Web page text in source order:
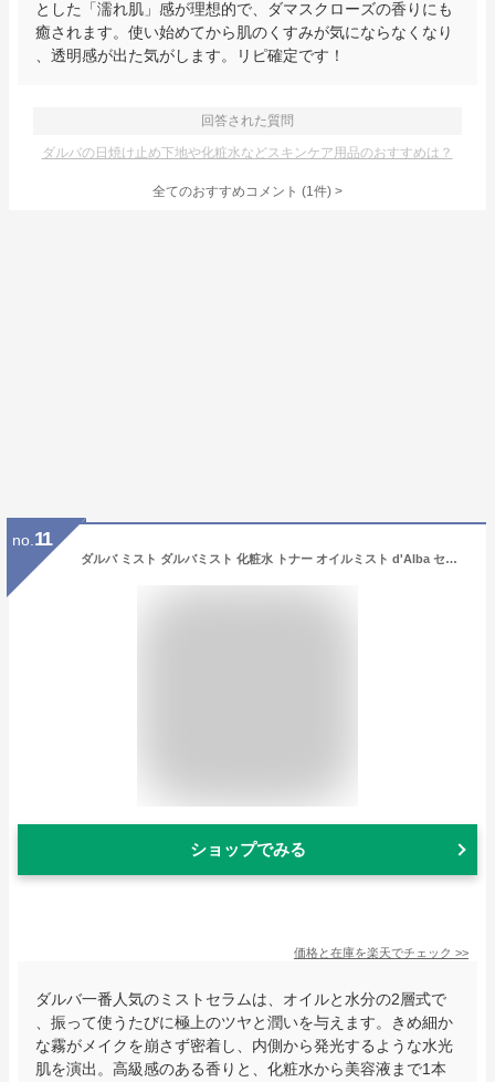
とした「濡れ肌」感が理想的で、ダマスクローズの香りにも
癒されます。使い始めてから肌のくすみが気にならなくなり
、透明感が出た気がします。リピ確定です！
回答された質問
ダルバの日焼け止め下地や化粧水などスキンケア用品のおすすめは？
全てのおすすめコメント (1件) >
no. 11
ダルバ ミスト ダルバミスト 化粧水 トナー オイルミスト d'Alba セラム dalba ファースト スプレー セラム ファーストスプレーセラム フェイスミスト ホワイトトリュフ 保湿 化粧水 美容液 ミストセラム 50ml 100ml
ショップでみる
価格と在庫を楽天でチェック >>
ダルバ一番人気のミストセラムは、オイルと水分の2層式で
、振って使うたびに極上のツヤと潤いを与えます。きめ細か
な霧がメイクを崩さず密着し、内側から発光するような水光
肌を演出。高級感のある香りと、化粧水から美容液まで1本